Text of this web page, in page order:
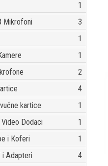
1
Mikrofoni
3
1
1
2
4
kartice
1
Dodaci
1
i Koferi
1
i Adapteri
4